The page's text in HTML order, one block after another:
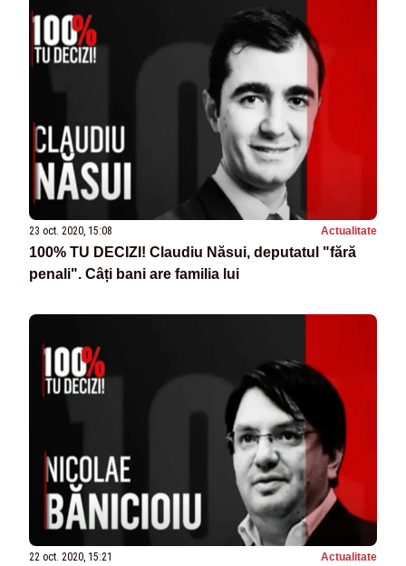
23 oct. 2020, 15:08 Actualitate
100% TU DECIZI! Claudiu Năsui, deputatul "fără
penali". Câți bani are familia lui
22 oct. 2020, 15:21 Actualitate